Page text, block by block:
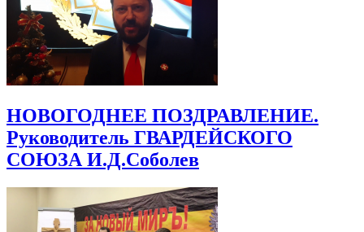
НОВОГОДНЕЕ ПОЗДРАВЛЕНИЕ.
Руководитель ГВАРДЕЙСКОГО
СОЮЗА И.Д.Соболев